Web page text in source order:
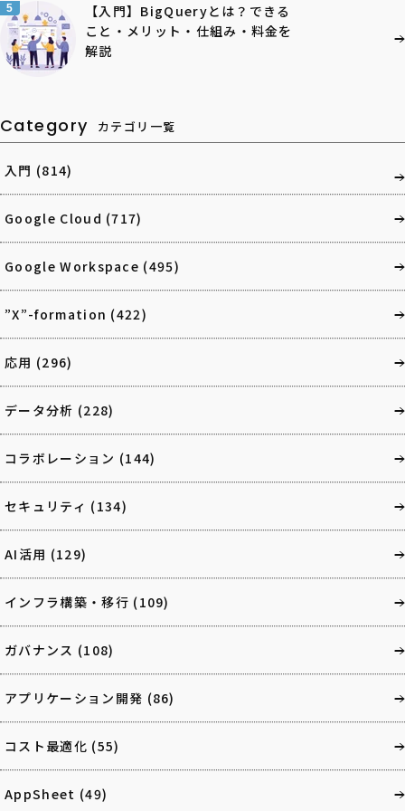
5
【入門】BigQueryとは？できる
こと・メリット・仕組み・料金を
解説
Category カテゴリ一覧
入門 (814)
Google Cloud (717)
Google Workspace (495)
”X”-formation (422)
応用 (296)
データ分析 (228)
コラボレーション (144)
セキュリティ (134)
AI活用 (129)
インフラ構築・移行 (109)
ガバナンス (108)
アプリケーション開発 (86)
コスト最適化 (55)
AppSheet (49)